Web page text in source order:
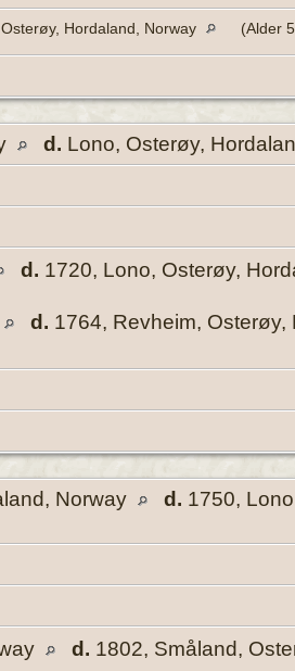
Hordaland, Norway (Alder
d. Lono, Osterøy,
d. 1720, Lono, Osterøy,
d. 1764, Revheim, Osterøy,
Norway d. 1750,
d. 1802, Småland,